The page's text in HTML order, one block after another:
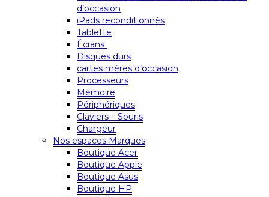
d’occasion
iPads reconditionnés
Tablette
Écrans
Disques durs
cartes mères d’occasion
Processeurs
Mémoire
Périphériques
Claviers – Souris
Chargeur
Nos espaces Marques
Boutique Acer
Boutique Apple
Boutique Asus
Boutique HP